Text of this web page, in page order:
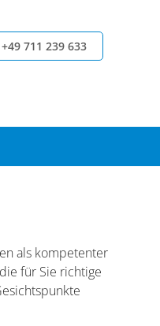
+49 711 239 633
als kompetenter
für Sie richtige